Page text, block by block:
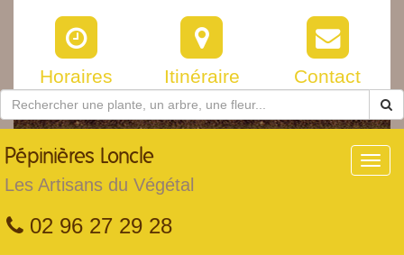
Horaires Itinéraire Contact
Pépinières Loncle
Les Artisans du Végétal
02 96 27 29 28